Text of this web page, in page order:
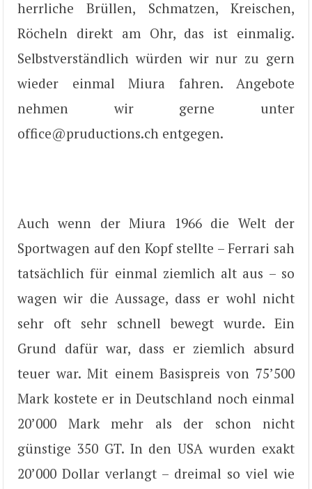
herrliche Brüllen, Schmatzen, Kreischen,
Röcheln direkt am Ohr, das ist einmalig.
Selbstverständlich würden wir nur zu gern
wieder einmal Miura fahren. Angebote
nehmen wir gerne unter
office@pruductions.ch entgegen.
Auch wenn der Miura 1966 die Welt der
Sportwagen auf den Kopf stellte – Ferrari sah
tatsächlich für einmal ziemlich alt aus – so
wagen wir die Aussage, dass er wohl nicht
sehr oft sehr schnell bewegt wurde. Ein
Grund dafür war, dass er ziemlich absurd
teuer war. Mit einem Basispreis von 75’500
Mark kostete er in Deutschland noch einmal
20’000 Mark mehr als der schon nicht
günstige 350 GT. In den USA wurden exakt
20’000 Dollar verlangt – dreimal so viel wie